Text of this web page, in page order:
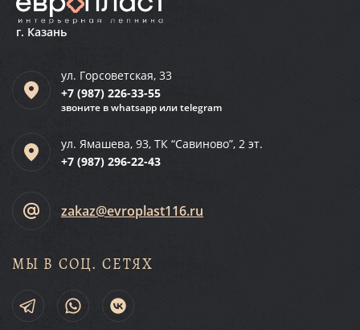
г. Казань
ул. Горсоветская, 33
+7 (987) 226-33-55
звоните в whatsapp или telegram
ул. Ямашева, 93, ТК “Савиново”, 2 эт.
+7 (987) 296-22-43
zakaz@evroplast116.ru
МЫ В СОЦ. СЕТЯХ